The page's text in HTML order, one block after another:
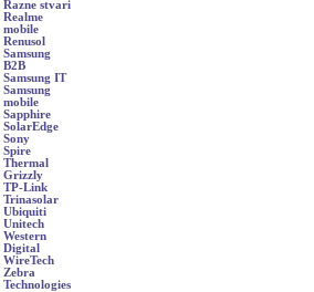
Razne stvari
Realme
mobile
Renusol
Samsung
B2B
Samsung IT
Samsung
mobile
Sapphire
SolarEdge
Sony
Spire
Thermal
Grizzly
TP-Link
Trinasolar
Ubiquiti
Unitech
Western
Digital
WireTech
Zebra
Technologies